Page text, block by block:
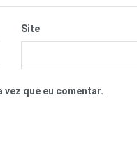
Site
vez que eu comentar.